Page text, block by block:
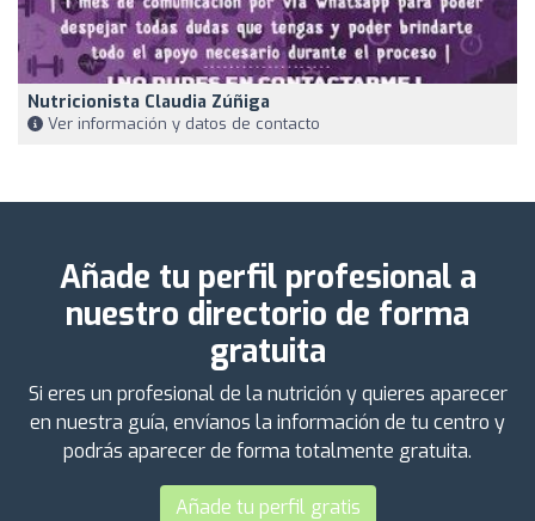
Nutricionista Claudia Zúñiga
Ver información y datos de contacto
Añade tu perfil profesional a
nuestro directorio de forma
gratuita
Si eres un profesional de la nutrición y quieres aparecer
en nuestra guía, envíanos la información de tu centro y
podrás aparecer de forma totalmente gratuita.
Añade tu perfil gratis